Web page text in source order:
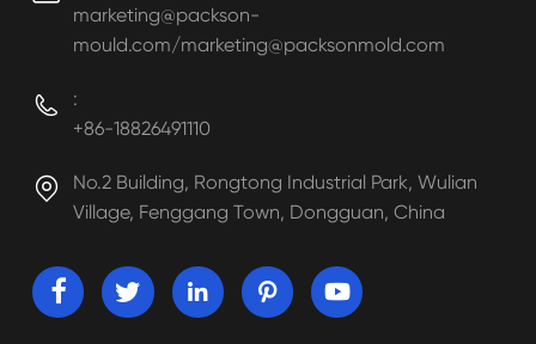
marketing@packson-
mould.com/marketing@packsonmold.com

:
+86-18826491110

No.2 Building, Rongtong Industrial Park, Wulian
Village, Fenggang Town, Dongguan, China
    